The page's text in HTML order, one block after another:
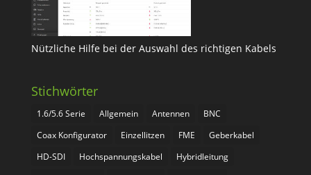
Nützliche Hilfe bei der Auswahl des richtigen Kabels
Stichwörter
1.6/5.6 Serie Allgemein Antennen
BNC
Coax Konfigurator
Einzellitzen FME
Geberkabel
HD-SDI
Hochspannungskabel
Hybridleitung